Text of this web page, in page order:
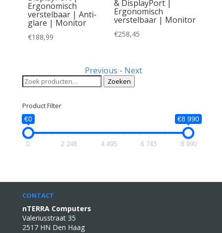
Ergonomisch
verstelbaar | Anti-
glare | Monitor
€188,99
& DisplayPort |
Ergonomisch
verstelbaar | Monitor
€258,45
Previous - Next
Zoeken
naar:
Zoeken
Product Filter
€0 €8 990
0 2 248 4 495 6 743 8 990
CONTACT
nTERRA Computers
Valeriusstraat 35
2517 HN Den Haag